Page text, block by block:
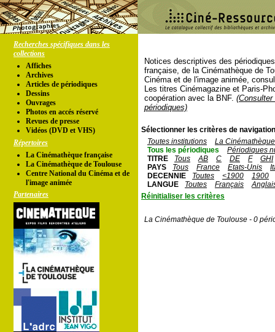
Recherches spécifiques dans les
collections
Affiches
Archives
Articles de périodiques
Dessins
Ouvrages
Photos en accés réservé
Revues de presse
Vidéos (DVD et VHS)
Répertoires
La Cinémathèque française
La Cinémathèque de Toulouse
Centre National du Cinéma et de
l'image animée
Partenaires
Notices descriptives des
française, de la Cinémathèque de
Cinéma et de l'image animée,
Les titres Cinémagazine et Paris-
coopération avec la BNF.
périodiques)
Sélectionner les critères de
Toutes institutions
La
Tous les périodiques
Périodiques
TITRE
Tous AB C DE F
GHI
PAYS
Tous France Etats-Unis
DECENNIE
Toutes <1900
1900
LANGUE
Toutes Français
Réinitialiser les critères
La Cinémathèque de Toulouse - 0